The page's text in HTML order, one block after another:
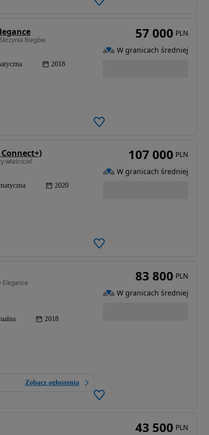
Biegów
2018
57 000 PLN
W granicach średniej
właściciel
2020
107 000 PLN
W granicach średniej
Elegance
2018
Zobacz ogłoszenia
83 800 PLN
W granicach średniej
43 500 PLN